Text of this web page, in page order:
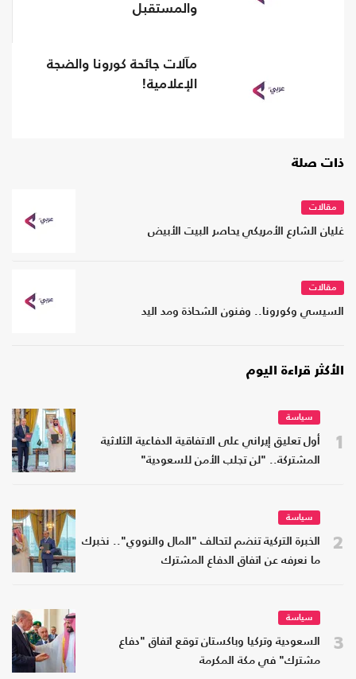
والمستقبل
مآلات جائحة كورونا والضجة
الإعلامية!
ذات صلة
مقالات
غليان الشارع الأمريكي يحاصر البيت الأبيض
مقالات
السيسي وكورونا.. وفنون الشحاذة ومد اليد
الأكثر قراءة اليوم
1
سياسة
أول تعليق إيراني على الاتفاقية الدفاعية الثلاثية
المشتركة.. "لن تجلب الأمن للسعودية"
2
سياسة
الخبرة التركية تنضم لتحالف "المال والنووي".. نخبرك
ما نعرفه عن اتفاق الدفاع المشترك
3
سياسة
السعودية وتركيا وباكستان توقع اتفاق "دفاع
مشترك" في مكة المكرمة